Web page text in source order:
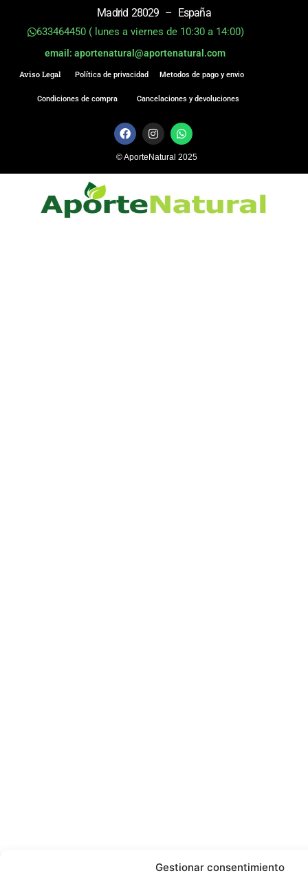
Gestionar consentimiento
Madrid 28029 – España
633464450 ( lunes a viernes de 10:30 a 14:00)
email: aportenatural@aportenatural.com
Aviso Legal Política de privacidad
Condiciones de compra
Metodos de pago y envio
Cancelaciones y devoluciones
F
a
e
b
o
k
I
n
t
a
r
a
m
W
h
t
s
p
© AporteNatural 2025